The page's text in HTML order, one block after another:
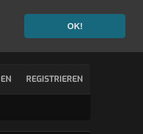
OK!
REGISTRIEREN